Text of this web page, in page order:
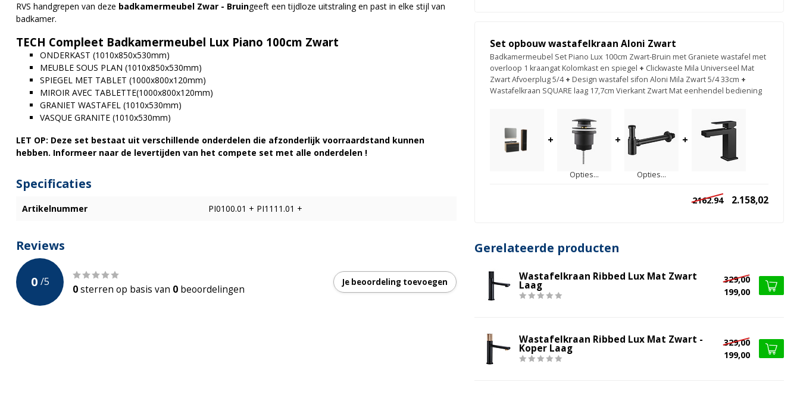
RVS handgrepen van deze badkamermeubel Zwar - Bruingeeft een tijdloze uitstraling en past in elke stijl van
badkamer.
TECH Compleet Badkamermeubel Lux Piano 100cm Zwart
ONDERKAST (1010x850x530mm)
MEUBLE SOUS PLAN (1010x850x530mm)
SPIEGEL MET TABLET (1000x800x120mm)
MIROIR AVEC TABLETTE(1000x800x120mm)
GRANIET WASTAFEL (1010x530mm)
VASQUE GRANITE (1010x530mm)
LET OP: Deze set bestaat uit verschillende onderdelen die afzonderlijk voorraardstand kunnen
hebben. Informeer naar de levertijden van het compete set met alle onderdelen !
Specificaties
Artikelnummer PI0100.01 + PI1111.01 +
Reviews
0 /5
0sterren op basis van 0 beoordelingen
Je beoordeling toevoegen
Set opbouw wastafelkraan Aloni Zwart
Badkamermeubel Set Piano Lux 100cm Zwart-Bruin met Graniete wastafel met
overloop 1 kraangat Kolomkast en spiegel + Clickwaste Mila Universeel Mat
Zwart Afvoerplug 5/4 + Design wastafel sifon Aloni Mila Zwart 5/4 33cm +
Wastafelkraan SQUARE laag 17,7cm Vierkant Zwart Mat eenhendel bediening
+
Opties...
+
Opties...
+
2162.94 2.158,02
Gerelateerde producten
Wastafelkraan Ribbed Lux Mat Zwart
Laag
329,00
199,00
Wastafelkraan Ribbed Lux Mat Zwart -
Koper Laag
329,00
199,00